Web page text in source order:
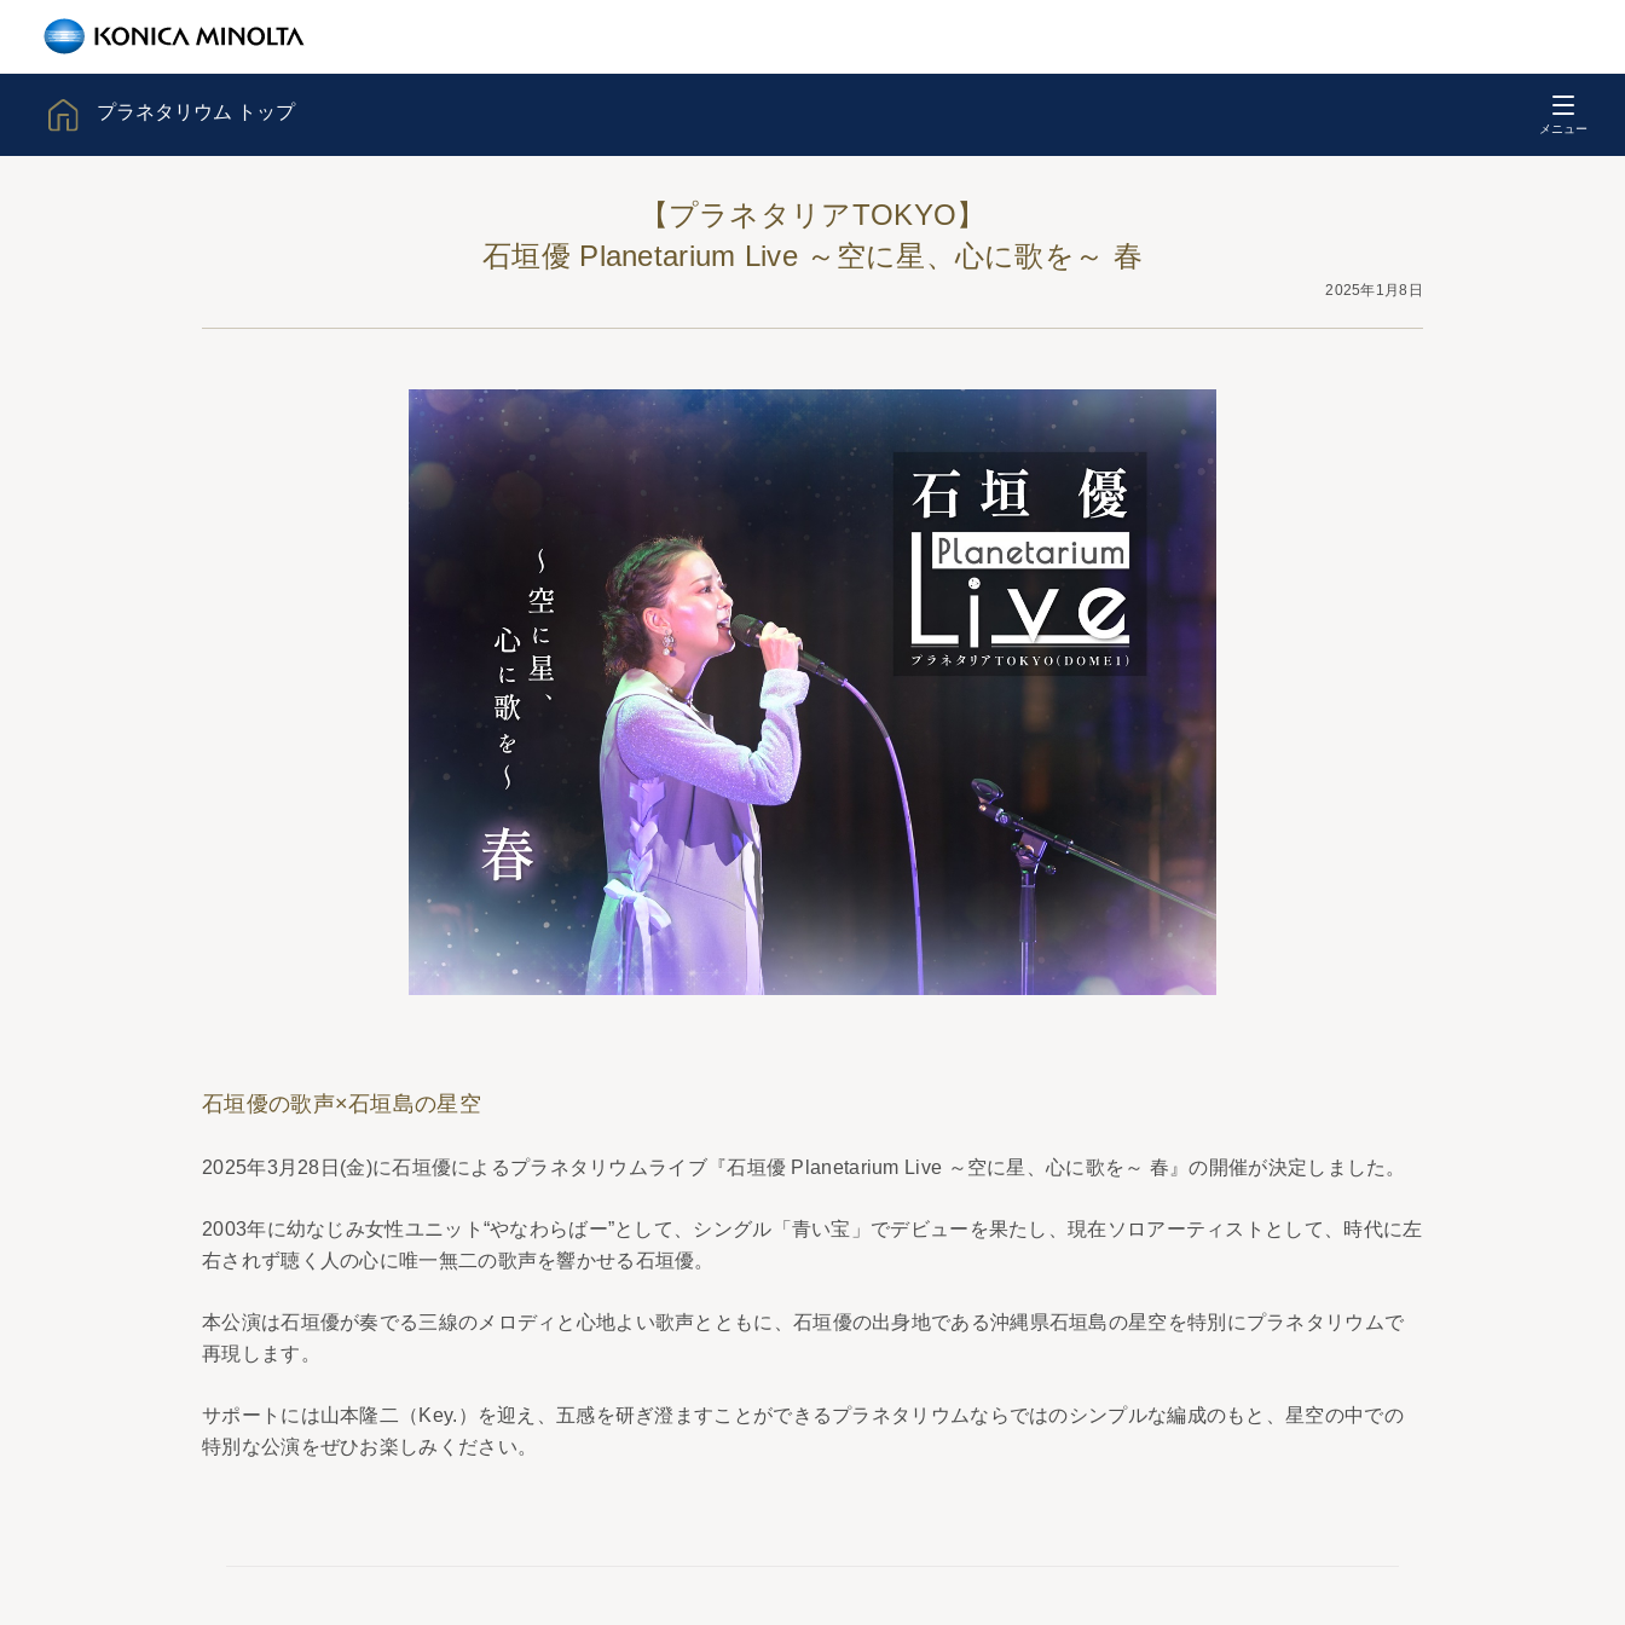
プラネタリウム トップ
【プラネタリアTOKYO】
石垣優 Planetarium Live ～空に星、心に歌を～ 春
2025年1月8日
石垣優の歌声×石垣島の星空
2025年3月28日(金)に石垣優によるプラネタリウムライブ『石垣優 Planetarium Live ～空に星、心に歌を～ 春』の開催が決定しました。
2003年に幼なじみ女性ユニット“やなわらばー”として、シングル「青い宝」でデビューを果たし、現在ソロアーティストとして、時代に左
右されず聴く人の心に唯一無二の歌声を響かせる石垣優。
本公演は石垣優が奏でる三線のメロディと心地よい歌声とともに、石垣優の出身地である沖縄県石垣島の星空を特別にプラネタリウムで
再現します。
サポートには山本隆二（Key.）を迎え、五感を研ぎ澄ますことができるプラネタリウムならではのシンプルな編成のもと、星空の中での
特別な公演をぜひお楽しみください。